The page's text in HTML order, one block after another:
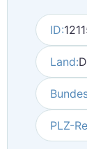
ID:
Land:
PLZ-